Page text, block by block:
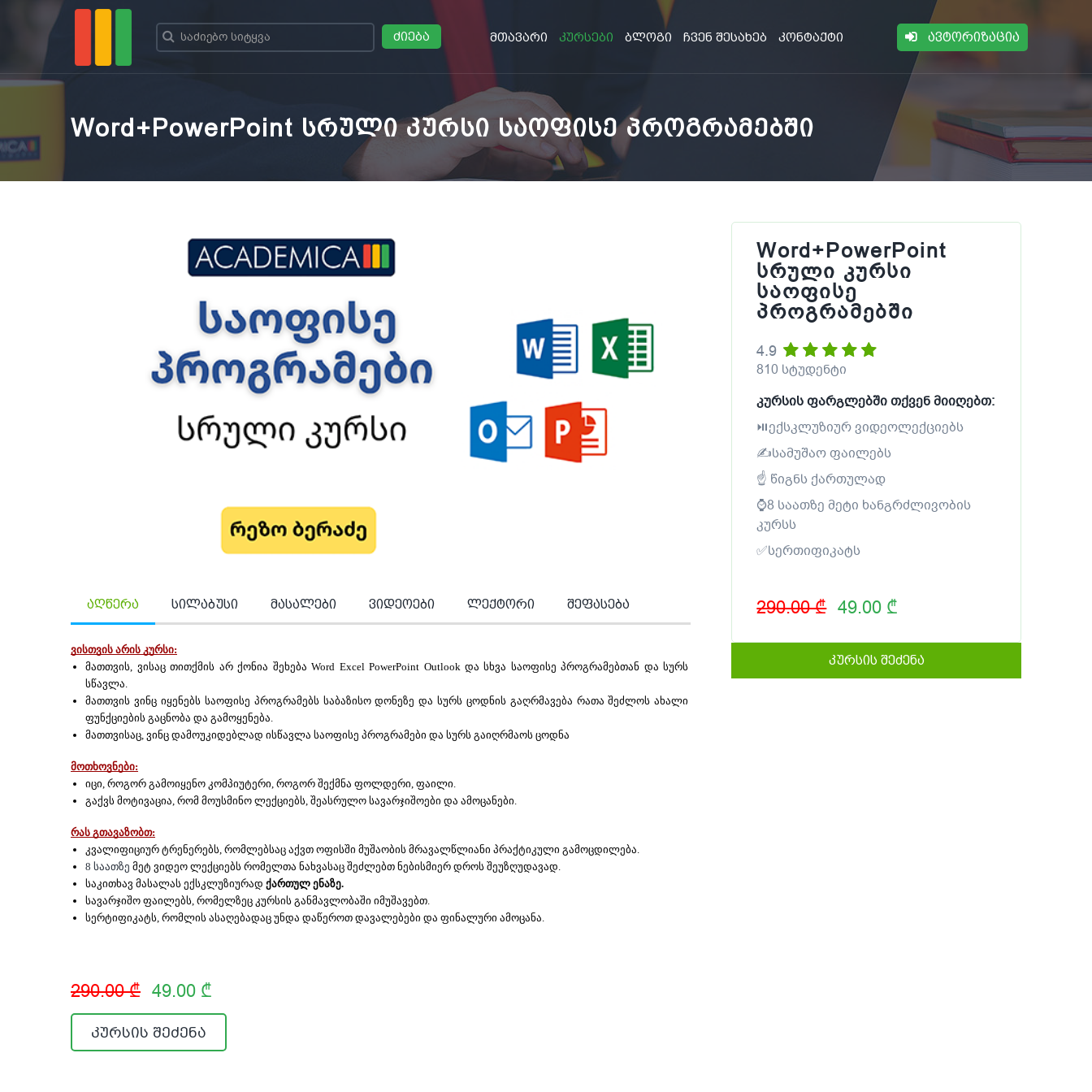
ძიება მთავარი კურსები ბლოგი ჩვენ შესახებ კონტაქტი ავტორიზაცია
Word+PowerPoint სრული კურსი საოფისე პროგრამებში
აღწერა სილაბუსი მასალები ვიდეოები ლექტორი შეფასება
ვისთვის არის კურსი:
მათთვის, ვისაც თითქმის არ ქონია შეხება Word Excel PowerPoint Outlook და სხვა საოფისე პროგრამებთან და სურს
სწავლა.
მათთვის ვინც იყენებს საოფისე პროგრამებს საბაზისო დონეზე და სურს ცოდნის გაღრმავება რათა შეძლოს ახალი
ფუნქციების გაცნობა და გამოყენება.
მათთვისაც, ვინც დამოუკიდებლად ისწავლა საოფისე პროგრამები და სურს გაიღრმაოს ცოდნა
მოთხოვნები:
იცი, როგორ გამოიყენო კომპიუტერი, როგორ შექმნა ფოლდერი, ფაილი.
გაქვს მოტივაცია, რომ მოუსმინო ლექციებს, შეასრულო სავარჯიშოები და ამოცანები.
რას გთავაზობთ:
კვალიფიციურ ტრენერებს, რომლებსაც აქვთ ოფისში მუშაობის მრავალწლიანი პრაქტიკული გამოცდილება.
8 საათზე მეტ ვიდეო ლექციებს რომელთა ნახვასაც შეძლებთ ნებისმიერ დროს შეუზღუდავად.
საკითხავ მასალას ექსკლუზიურად ქართულ ენაზე.
სავარჯიშო ფაილებს, რომელზეც კურსის განმავლობაში იმუშავებთ.
სერტიფიკატს, რომლის ასაღებადაც უნდა დაწეროთ დავალებები და ფინალური ამოცანა.
290.00 ₾ 49.00 ₾
კურსის შეძენა
Word+PowerPoint
სრული კურსი
საოფისე
პროგრამებში
4.9
810 სტუდენტი
კურსის ფარგლებში თქვენ მიიღებთ:
⏯ექსკლუზიურ ვიდეოლექციებს
✍სამუშაო ფაილებს
☝ წიგნს ქართულად
⌚8 საათზე მეტი ხანგრძლივობის
კურსს
✅სერთიფიკატს
290.00 ₾ 49.00 ₾
კურსის შეძენა